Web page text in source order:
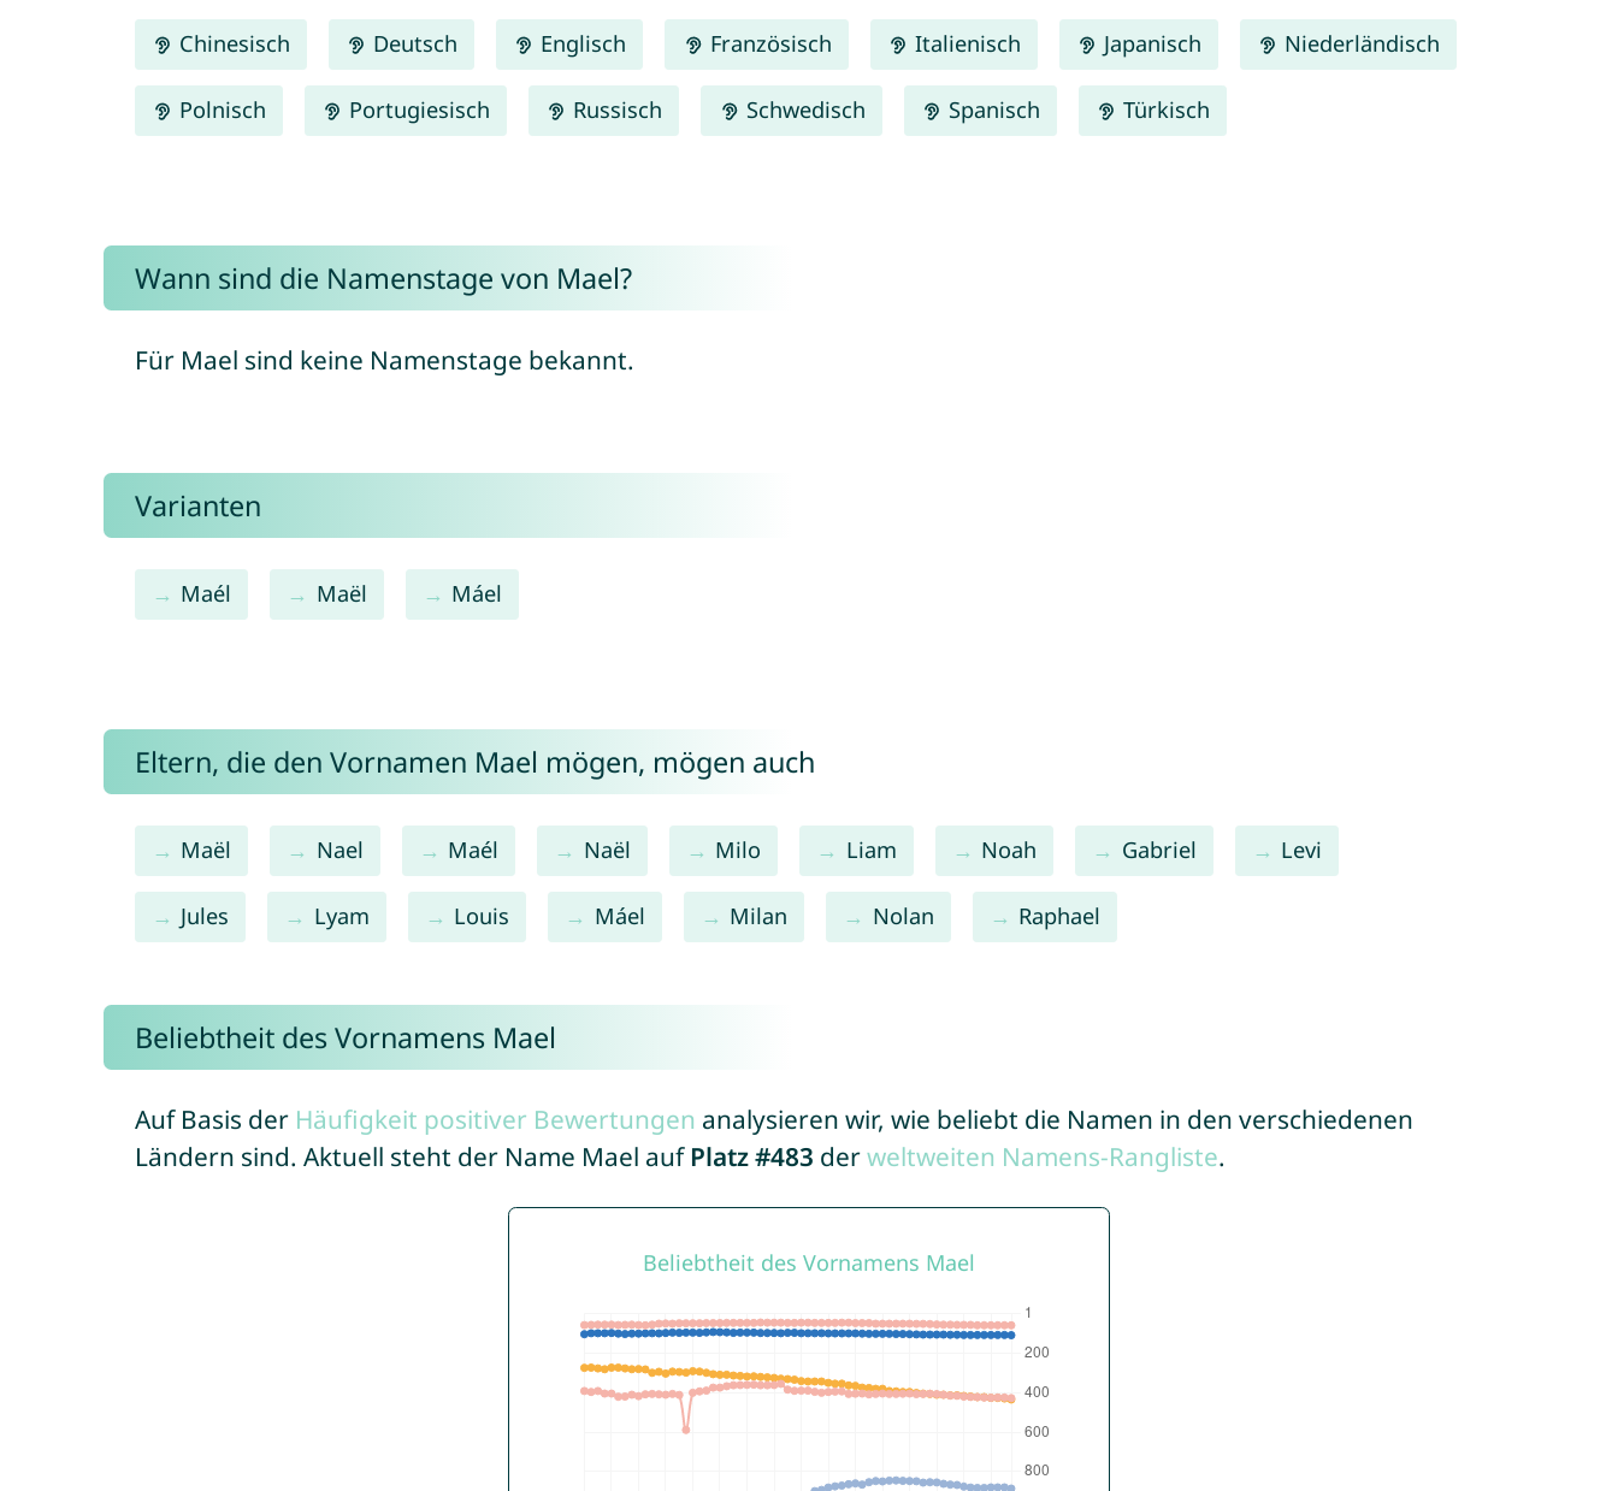
Chinesisch Deutsch Englisch Französisch Italienisch Japanisch Niederländisch
Polnisch Portugiesisch Russisch Schwedisch Spanisch Türkisch
Wann sind die Namenstage von Mael?
Für Mael sind keine Namenstage bekannt.
Varianten
Maél Maël Máel
Eltern, die den Vornamen Mael mögen, mögen auch
Maël Nael Maél Naël Milo Liam Noah Gabriel Levi
Jules Lyam Louis Máel Milan Nolan Raphael
Beliebtheit des Vornamens Mael
Auf Basis der Häufigkeit positiver Bewertungen analysieren wir, wie beliebt die Namen in den verschiedenen
Ländern sind. Aktuell steht der Name Mael auf Platz #483 derweltweiten Namens-Rangliste.